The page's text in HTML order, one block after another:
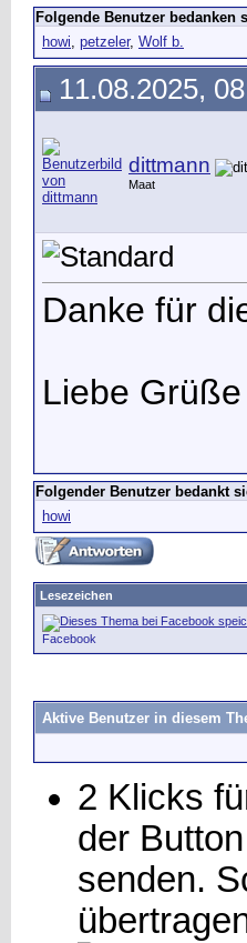
Folgende Benutzer bedanken
howi, petzeler, Wolf b.
11.08.2025,
dittmann
Maat
Danke für
Liebe
Folgender Benutzer bedankt
howi
Lesezeichen
Facebook
Aktive Benutzer in diesem
2 Klicks
der
senden.